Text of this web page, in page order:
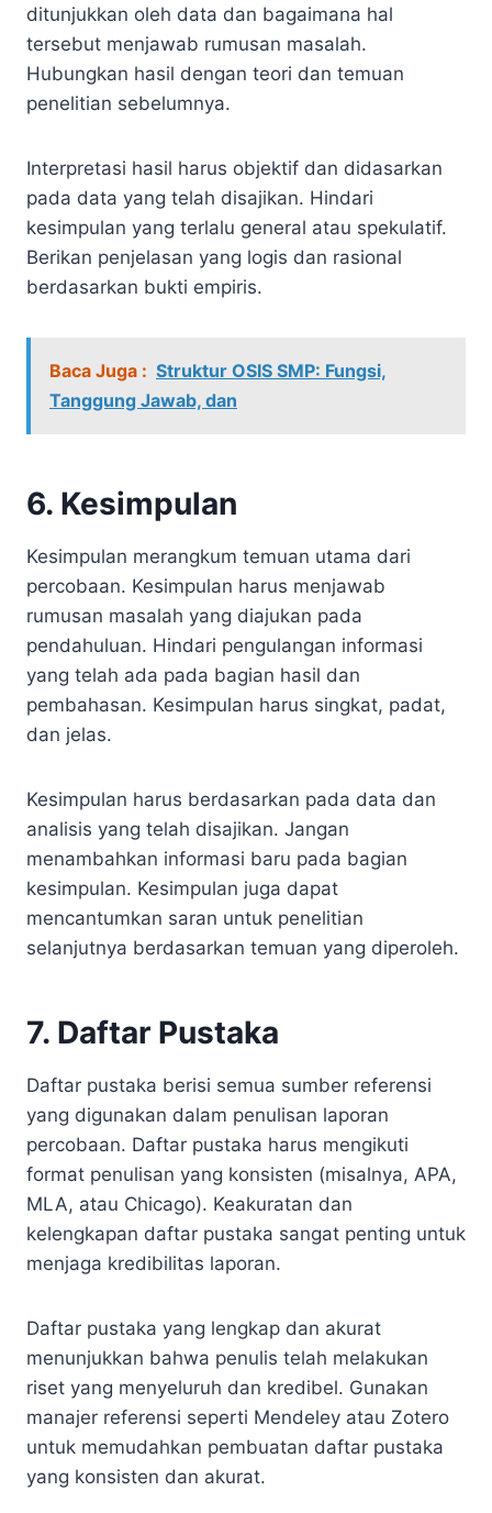
ditunjukkan oleh data dan bagaimana hal
tersebut menjawab rumusan masalah.
Hubungkan hasil dengan teori dan temuan
penelitian sebelumnya.
Interpretasi hasil harus objektif dan didasarkan
pada data yang telah disajikan. Hindari
kesimpulan yang terlalu general atau spekulatif.
Berikan penjelasan yang logis dan rasional
berdasarkan bukti empiris.
Baca Juga : Struktur OSIS SMP: Fungsi,
Tanggung Jawab, dan
6. Kesimpulan
Kesimpulan merangkum temuan utama dari
percobaan. Kesimpulan harus menjawab
rumusan masalah yang diajukan pada
pendahuluan. Hindari pengulangan informasi
yang telah ada pada bagian hasil dan
pembahasan. Kesimpulan harus singkat, padat,
dan jelas.
Kesimpulan harus berdasarkan pada data dan
analisis yang telah disajikan. Jangan
menambahkan informasi baru pada bagian
kesimpulan. Kesimpulan juga dapat
mencantumkan saran untuk penelitian
selanjutnya berdasarkan temuan yang diperoleh.
7. Daftar Pustaka
Daftar pustaka berisi semua sumber referensi
yang digunakan dalam penulisan laporan
percobaan. Daftar pustaka harus mengikuti
format penulisan yang konsisten (misalnya, APA,
MLA, atau Chicago). Keakuratan dan
kelengkapan daftar pustaka sangat penting untuk
menjaga kredibilitas laporan.
Daftar pustaka yang lengkap dan akurat
menunjukkan bahwa penulis telah melakukan
riset yang menyeluruh dan kredibel. Gunakan
manajer referensi seperti Mendeley atau Zotero
untuk memudahkan pembuatan daftar pustaka
yang konsisten dan akurat.